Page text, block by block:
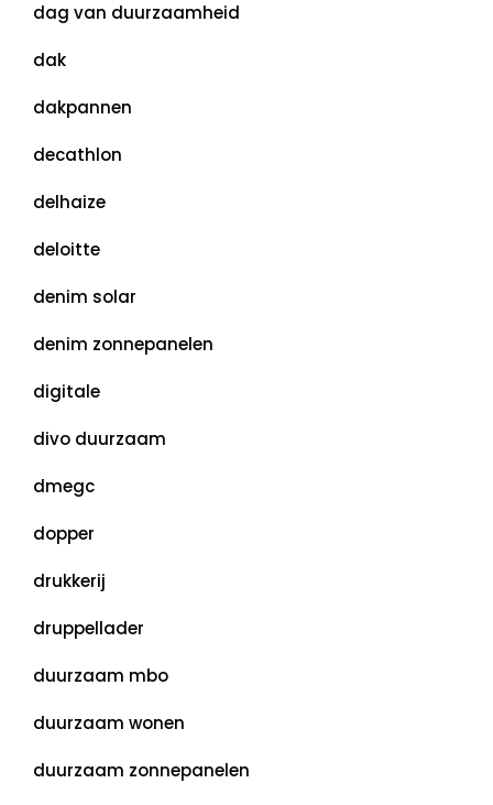
dag van duurzaamheid
dak
dakpannen
decathlon
delhaize
deloitte
denim solar
denim zonnepanelen
digitale
divo duurzaam
dmegc
dopper
drukkerij
druppellader
duurzaam mbo
duurzaam wonen
duurzaam zonnepanelen